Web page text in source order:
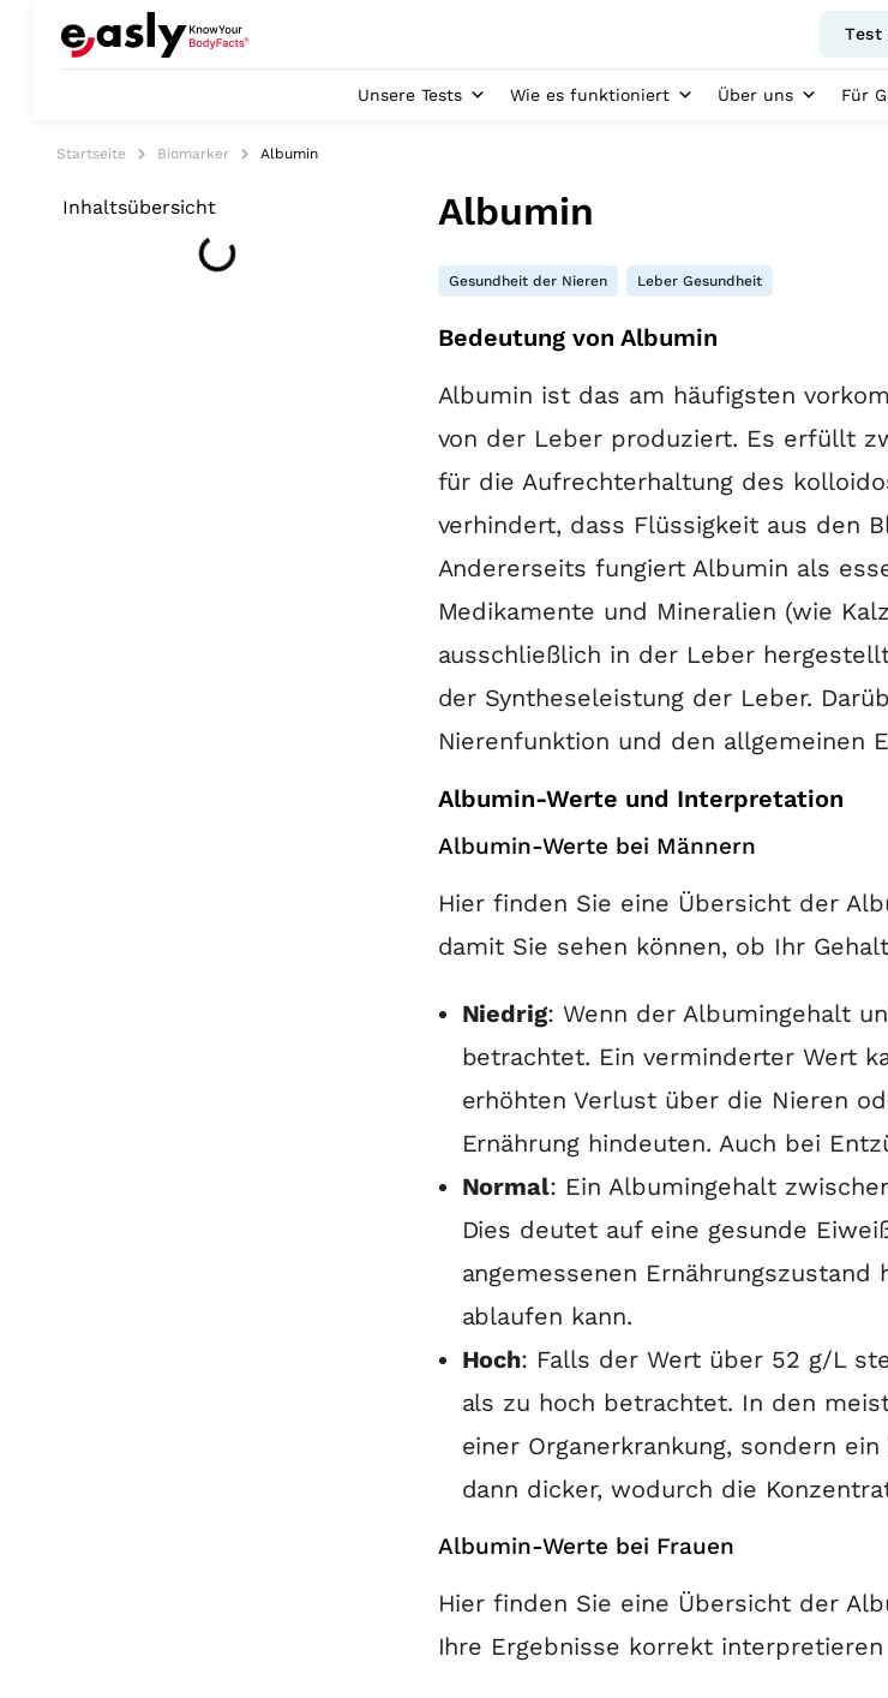
Test
Unsere Tests Wie es funktioniert Über uns Für
Startseite Biomarker Albumin
Inhaltsübersicht Albumin
Gesundheit der Nieren Leber Gesundheit
Bedeutung von Albumin
Albumin ist das am häufigsten
von der Leber produziert. Es erfüllt
für die Aufrechterhaltung des
verhindert, dass Flüssigkeit aus den
Andererseits fungiert Albumin als
Medikamente und Mineralien (wie
ausschließlich in der Leber
der Syntheseleistung der Leber.
Nierenfunktion und den allgemeinen
Albumin-Werte und Interpretation
Albumin-Werte bei Männern
Hier finden Sie eine Übersicht der
damit Sie sehen können, ob Ihr
Niedrig: Wenn der Albumingehalt
betrachtet. Ein verminderter Wert
erhöhten Verlust über die Nieren
Ernährung hindeuten. Auch bei
Normal: Ein Albumingehalt
Dies deutet auf eine gesunde
angemessenen
ablaufen kann.
Hoch: Falls der Wert über 52 g/L
als zu hoch betrachtet. In den
einer Organerkrankung, sondern
dann dicker, wodurch die
Albumin-Werte bei Frauen
Hier finden Sie eine Übersicht der
Ihre Ergebnisse korrekt interpretieren